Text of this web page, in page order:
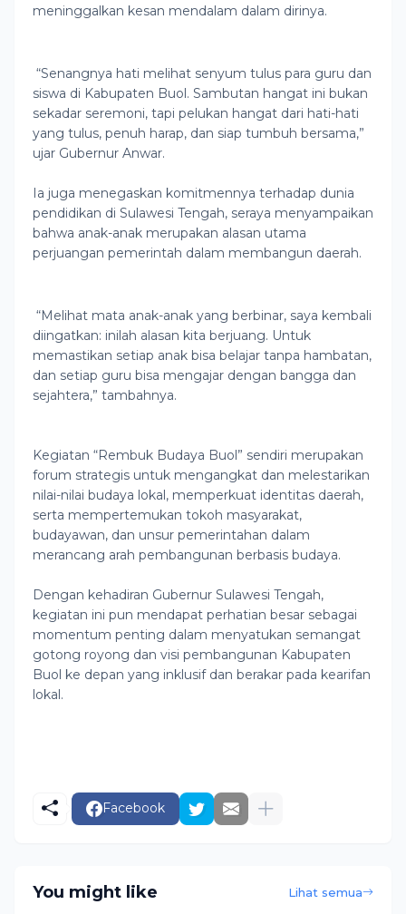
meninggalkan kesan mendalam dalam dirinya.
“Senangnya hati melihat senyum tulus para guru dan
siswa di Kabupaten Buol. Sambutan hangat ini bukan
sekadar seremoni, tapi pelukan hangat dari hati-hati
yang tulus, penuh harap, dan siap tumbuh bersama,”
ujar Gubernur Anwar.
Ia juga menegaskan komitmennya terhadap dunia
pendidikan di Sulawesi Tengah, seraya menyampaikan
bahwa anak-anak merupakan alasan utama
perjuangan pemerintah dalam membangun daerah.
“Melihat mata anak-anak yang berbinar, saya kembali
diingatkan: inilah alasan kita berjuang. Untuk
memastikan setiap anak bisa belajar tanpa hambatan,
dan setiap guru bisa mengajar dengan bangga dan
sejahtera,” tambahnya.
Kegiatan “Rembuk Budaya Buol” sendiri merupakan
forum strategis untuk mengangkat dan melestarikan
nilai-nilai budaya lokal, memperkuat identitas daerah,
serta mempertemukan tokoh masyarakat,
budayawan, dan unsur pemerintahan dalam
merancang arah pembangunan berbasis budaya.
Dengan kehadiran Gubernur Sulawesi Tengah,
kegiatan ini pun mendapat perhatian besar sebagai
momentum penting dalam menyatukan semangat
gotong royong dan visi pembangunan Kabupaten
Buol ke depan yang inklusif dan berakar pada kearifan
lokal.
Facebook
You might like Lihat semua